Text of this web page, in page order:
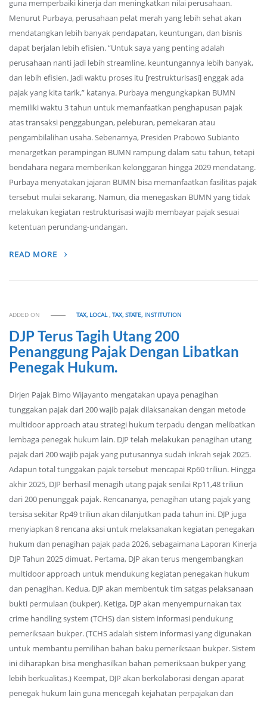
guna memperbaiki kinerja dan meningkatkan nilai perusahaan.
Menurut Purbaya, perusahaan pelat merah yang lebih sehat akan
mendatangkan lebih banyak pendapatan, keuntungan, dan bisnis
dapat berjalan lebih efisien. “Untuk saya yang penting adalah
perusahaan nanti jadi lebih streamline, keuntungannya lebih banyak,
dan lebih efisien. Jadi waktu proses itu [restrukturisasi] enggak ada
pajak yang kita tarik,” katanya. Purbaya mengungkapkan BUMN
memiliki waktu 3 tahun untuk memanfaatkan penghapusan pajak
atas transaksi penggabungan, peleburan, pemekaran atau
pengambilalihan usaha. Sebenarnya, Presiden Prabowo Subianto
menargetkan perampingan BUMN rampung dalam satu tahun, tetapi
bendahara negara memberikan kelonggaran hingga 2029 mendatang.
Purbaya menyatakan jajaran BUMN bisa memanfaatkan fasilitas pajak
tersebut mulai sekarang. Namun, dia menegaskan BUMN yang tidak
melakukan kegiatan restrukturisasi wajib membayar pajak sesuai
ketentuan perundang-undangan.
READ MORE
ADDED ON TAX, LOCAL,TAX, STATE, INSTITUTION
DJP Terus Tagih Utang 200
Penanggung Pajak Dengan Libatkan
Penegak Hukum.
Dirjen Pajak Bimo Wijayanto mengatakan upaya penagihan
tunggakan pajak dari 200 wajib pajak dilaksanakan dengan metode
multidoor approach atau strategi hukum terpadu dengan melibatkan
lembaga penegak hukum lain. DJP telah melakukan penagihan utang
pajak dari 200 wajib pajak yang putusannya sudah inkrah sejak 2025.
Adapun total tunggakan pajak tersebut mencapai Rp60 triliun. Hingga
akhir 2025, DJP berhasil menagih utang pajak senilai Rp11,48 triliun
dari 200 penunggak pajak. Rencananya, penagihan utang pajak yang
tersisa sekitar Rp49 triliun akan dilanjutkan pada tahun ini. DJP juga
menyiapkan 8 rencana aksi untuk melaksanakan kegiatan penegakan
hukum dan penagihan pajak pada 2026, sebagaimana Laporan Kinerja
DJP Tahun 2025 dimuat. Pertama, DJP akan terus mengembangkan
multidoor approach untuk mendukung kegiatan penegakan hukum
dan penagihan. Kedua, DJP akan membentuk tim satgas pelaksanaan
bukti permulaan (bukper). Ketiga, DJP akan menyempurnakan tax
crime handling system (TCHS) dan sistem informasi pendukung
pemeriksaan bukper. (TCHS adalah sistem informasi yang digunakan
untuk membantu pemilihan bahan baku pemeriksaan bukper. Sistem
ini diharapkan bisa menghasilkan bahan pemeriksaan bukper yang
lebih berkualitas.) Keempat, DJP akan berkolaborasi dengan aparat
penegak hukum lain guna mencegah kejahatan perpajakan dan